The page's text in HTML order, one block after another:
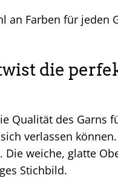
an Farben für jeden
die
Qualität des Garns
verlassen
weiche, glatte
Stichbild.